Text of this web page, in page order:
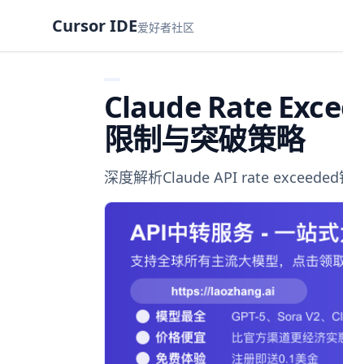
Cursor IDE爱好者社区
Claude Rate
限制与突破策略
深度解析Claude API rate